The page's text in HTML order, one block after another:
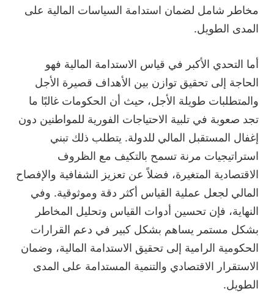
مخاطر شامل لضمان استدامة السياسات المالية على
المدى الطويل.
أما التحدي الأكبر في قياس الاستدامة المالية فهو
الحاجة إلى تحقيق توازن بين الأهداف قصيرة الأجل
والمتطلبات طويلة الأجل، حيث أن الحكومات غالبًا ما
تجد صعوبة في تلبية الاحتياجات الفورية للمواطنين دون
إغفال المستقبل المالي للدولة. يتطلب ذلك تبني
استراتيجيات مرنة تسمح بالتكيف مع الظروف
الاقتصادية المتغيرة، فضلاً عن تعزيز الشفافية والإفصاح
المالي لجعل عملية القياس أكثر دقة وموثوقية. وفي
النهاية، فإن تحسين أدوات القياس وتحليل المخاطر
بشكل مستمر يساهم بشكل كبير في دعم القرارات
الحكومية الرامية إلى تحقيق الاستدامة المالية، وضمان
الاستقرار الاقتصادي والتنمية المستدامة على المدى
الطويل.